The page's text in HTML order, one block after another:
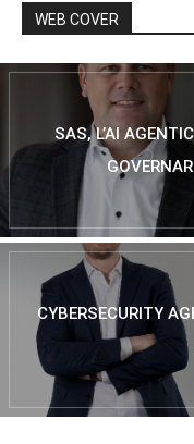
WEB COVER
SAS, L’AI
CYBERSECURITY